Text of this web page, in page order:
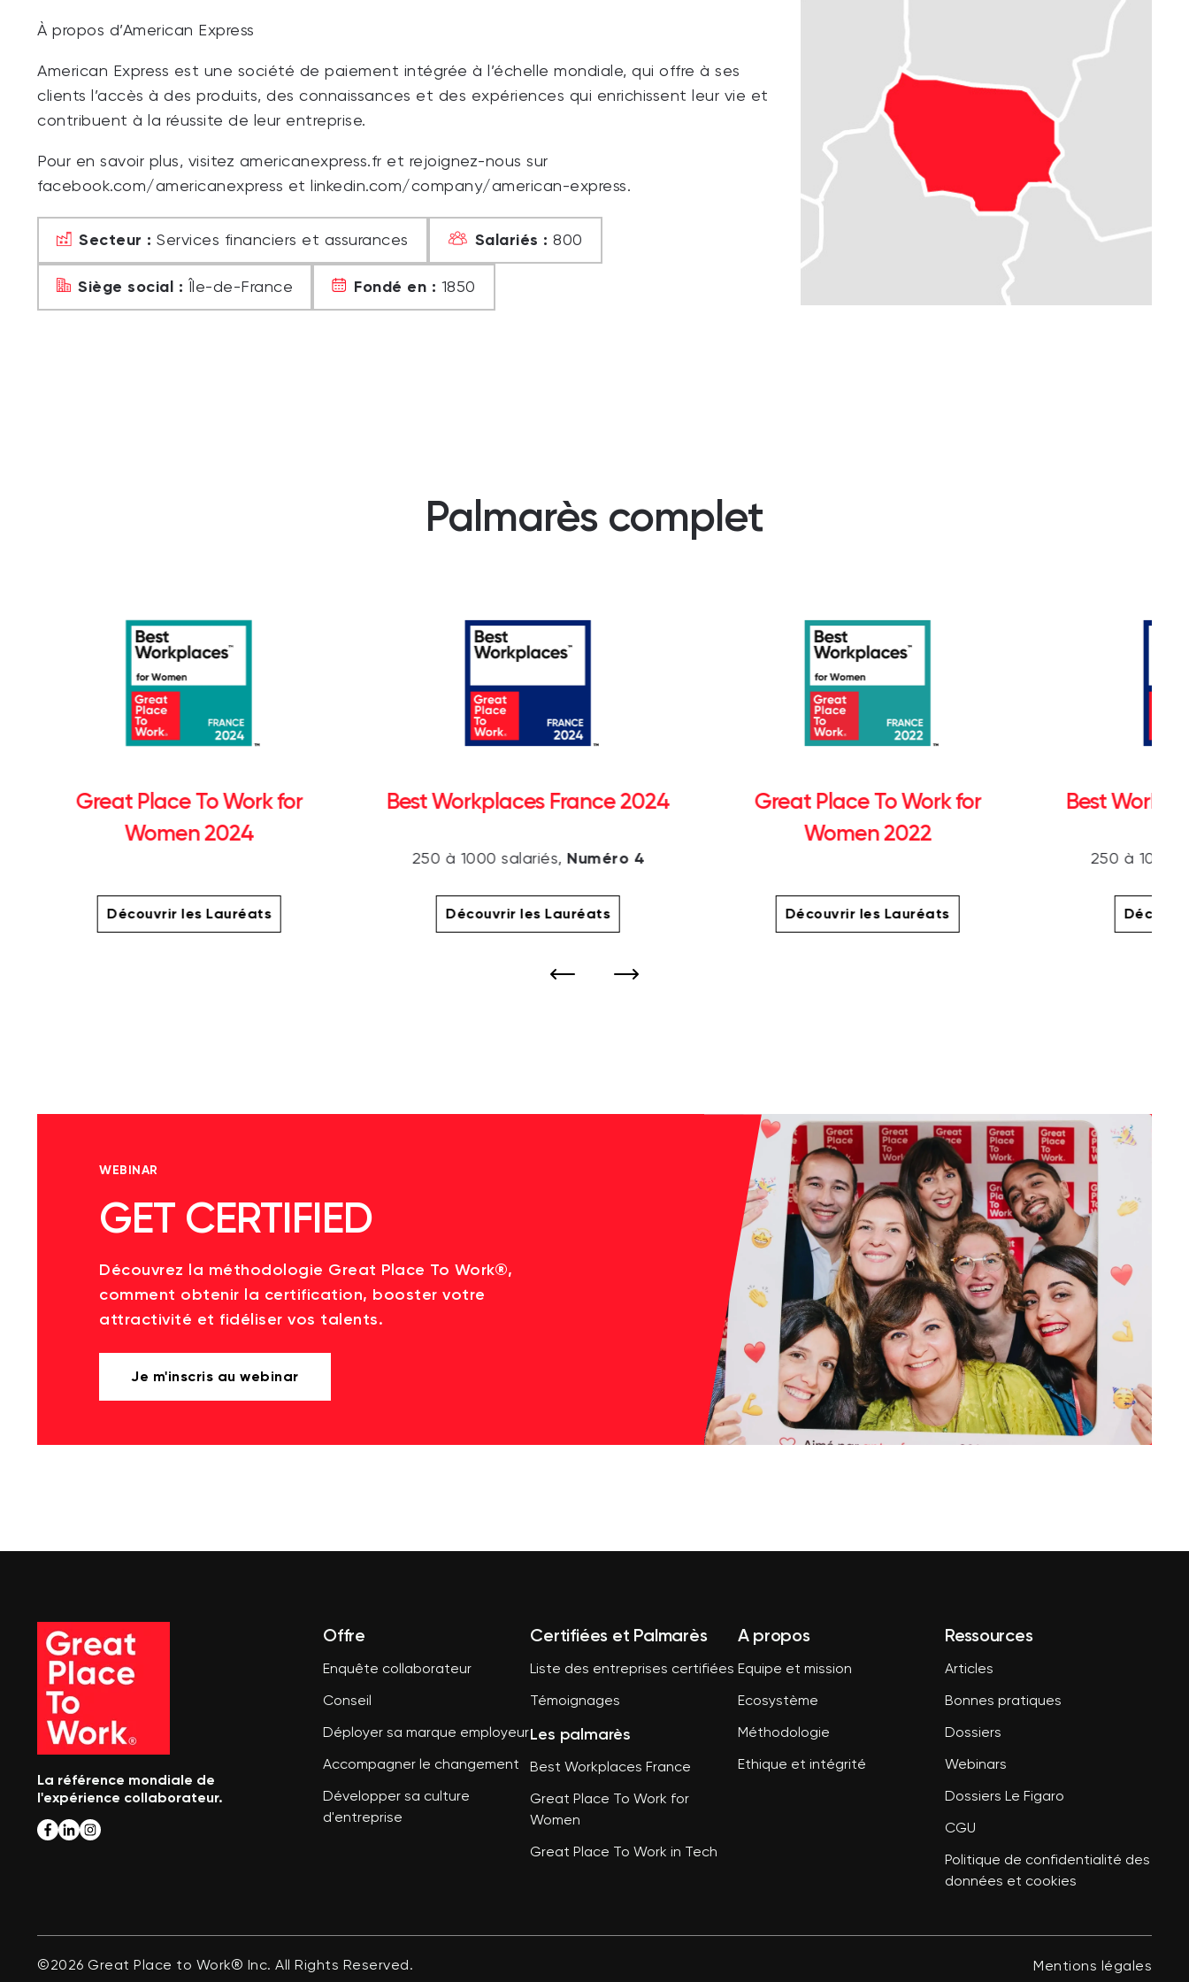
À propos d’American Express
American Express est une société de paiement intégrée à l’échelle mondiale, qui offre à ses
clients l’accès à des produits, des connaissances et des expériences qui enrichissent leur vie et
contribuent à la réussite de leur entreprise.
Pour en savoir plus, visitez americanexpress.fr et rejoignez-nous sur
facebook.com/americanexpress et linkedin.com/company/american-express.
Secteur : Services financiers et assurances Salariés : 800
Siège social : Île-de-France Fondé en : 1850
Palmarès complet
Great Place To Work for
Women 2024
Découvrir les Lauréats
Best Workplaces France 2024
250 à 1000 salariés, Numéro 4
Découvrir les Lauréats
Great Place To Work for
Women 2022
Découvrir les Lauréats
Best
250 à 1000
WEBINAR
GET CERTIFIED
Découvrez la méthodologie Great Place To Work®,
comment obtenir la certification, booster votre
attractivité et fidéliser vos talents.
Je m'inscris au webinar
La référence mondiale de
l'expérience collaborateur.
Offre
Enquête collaborateur
Conseil
Déployer sa marque employeur
Accompagner le changement
Développer sa culture
d'entreprise
Certifiées et Palmarès
Liste des entreprises certifiées
Témoignages
Les palmarès
Best Workplaces France
Great Place To Work for
Women
Great Place To Work in Tech
A propos
Equipe et mission
Ecosystème
Méthodologie
Ethique et intégrité
Ressources
Articles
Bonnes pratiques
Dossiers
Webinars
Dossiers Le Figaro
CGU
Politique de confidentialité des
données et cookies
©2026 Great Place to Work® Inc. All Rights Reserved. Mentions légales